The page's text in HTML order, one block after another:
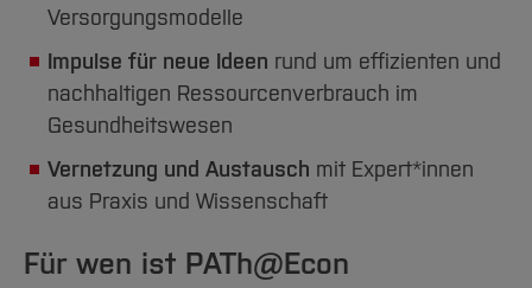
Service
Versorgungsmodelle
Impulse für neue Ideen rund um effizienten und
nachhaltigen Ressourcenverbrauch im
Gesundheitswesen
Vernetzung und Austausch mit Expert*innen
aus Praxis und Wissenschaft
Für wen ist PATh@Econ